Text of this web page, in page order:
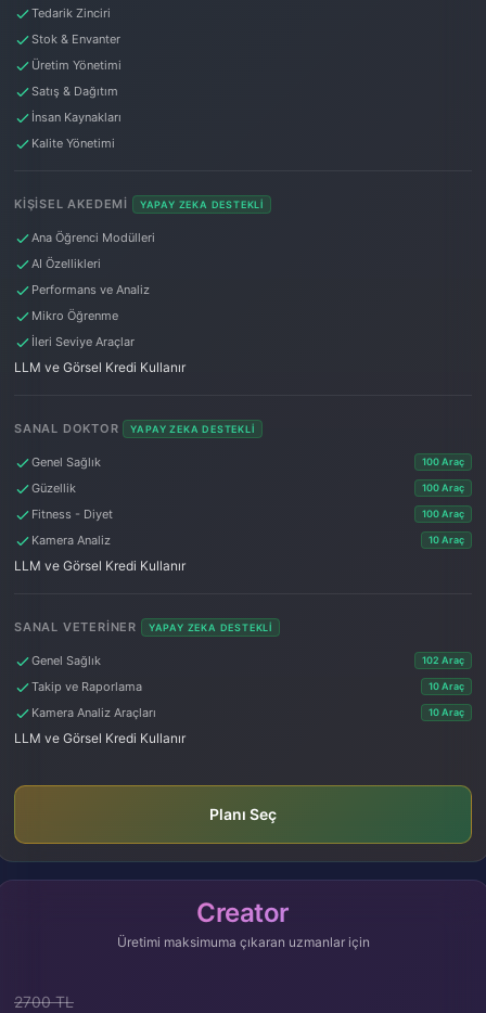
Tedarik Zinciri
Stok & Envanter
Üretim Yönetimi
Satış & Dağıtım
İnsan Kaynakları
Kalite Yönetimi
KIŞISEL AKEDEMI YAPAY ZEKA DESTEKLI
Ana Öğrenci Modülleri
AI Özellikleri
Performans ve Analiz
Mikro Öğrenme
İleri Seviye Araçlar
LLM ve Görsel Kredi Kullanır
SANAL DOKTOR YAPAY ZEKA DESTEKLI
Genel Sağlık 100 Araç
Güzellik 100 Araç
Fitness - Diyet 100 Araç
Kamera Analiz 10 Araç
LLM ve Görsel Kredi Kullanır
SANAL VETERINER YAPAY ZEKA DESTEKLI
Genel Sağlık 102 Araç
Takip ve Raporlama 10 Araç
Kamera Analiz Araçları 10 Araç
LLM ve Görsel Kredi Kullanır
Planı Seç
Creator
Üretimi maksimuma çıkaran uzmanlar için
2700 TL